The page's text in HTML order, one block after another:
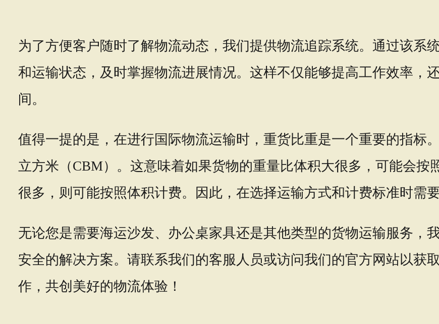
为了方便客户随时了解物流动态，我们提供物流追踪系统。通过该系
和运输状态，及时掌握物流进展情况。这样不仅能够提高工作效率，
间。
值得一提的是，在进行国际物流运输时，重货比重是一个重要的指标
立方米（CBM）。这意味着如果货物的重量比体积大很多，可能会按
很多，则可能按照体积计费。因此，在选择运输方式和计费标准时需
无论您是需要海运沙发、办公桌家具还是其他类型的货物运输服务，
安全的解决方案。请联系我们的客服人员或访问我们的官方网站以获
作，共创美好的物流体验！